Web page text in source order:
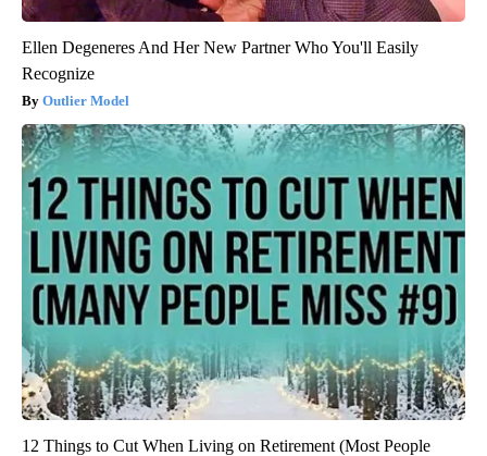
Ellen Degeneres And Her New Partner Who You'll Easily
Recognize
Outlier Model
12 Things to Cut When Living on Retirement (Most People